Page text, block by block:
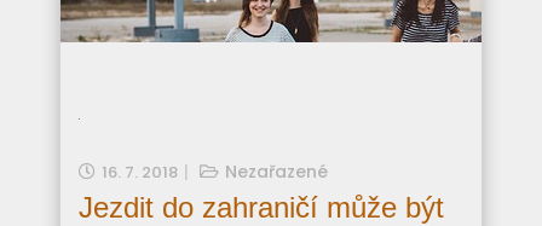
16. 7. 2018 Nezařazené
Jezdit do zahraničí může být